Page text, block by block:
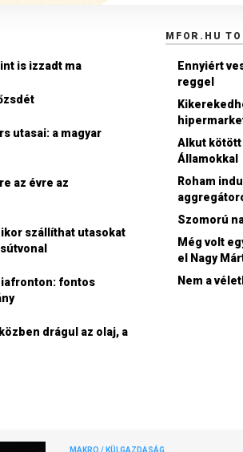
is izzadt ma
utasai: a magyar
az évre az
szállíthat utasokat
fontos
drágul az olaj, a
MFOR.HU
Ennyiért
reggel
Alkut kötött
Államokkal
Roham
Szomorú
Még volt
el Nagy
Nem a